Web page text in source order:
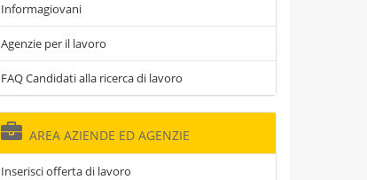
Informagiovani
Agenzie per il lavoro
FAQ Candidati alla ricerca di lavoro
AREA AZIENDE ED AGENZIE
Inserisci offerta di lavoro